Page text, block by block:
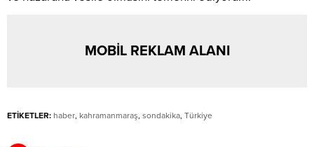
MOBİL REKLAM ALANI
ETİKETLER: haber, kahramanmaraş, sondakika, Türkiye